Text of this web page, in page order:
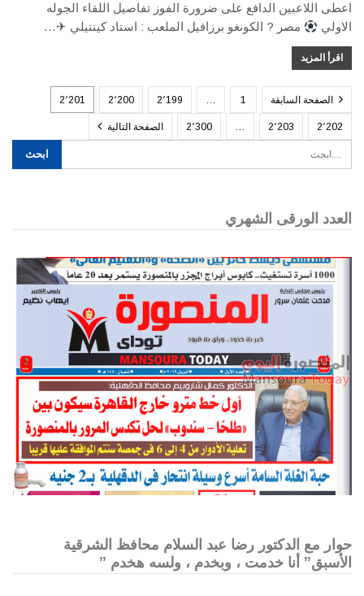
اعطى اللاعبين الدافع على ضرورة الفوز تفاصيل اللقاء الجوله
الاولي
مصر ? الكونغو برزافيل الملعب : استاد كينتيلي ✈…
اقرأ المزيد
الصفحة السابقة 1
… 2٬199 2٬200 2٬201
2٬202 2٬203 … 2٬300 الصفحة التالية
العدد الورقى الشهري
حوار مع الدكتور رضا عبد السلام محافظ الشرقية
الأسبق” أنا خدمت ، وبخدم ، ولسه هخدم ”